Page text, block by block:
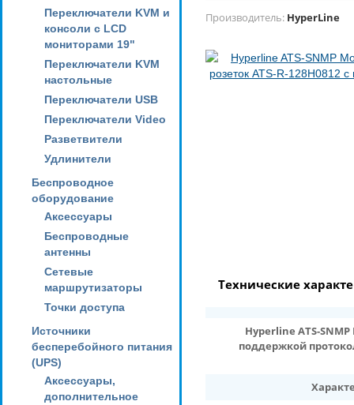
Переключатели KVM и
консоли с LCD
мониторами 19"
Переключатели KVM
настольные
Переключатели USB
Переключатели Video
Разветвители
Удлинители
Беспроводное
оборудование
Аксессуары
Беспроводные
антенны
Сетевые
маршрутизаторы
Точки доступа
Источники
бесперебойного питания
(UPS)
Аксессуары,
дополнительное
Производитель: HyperLine
Технические
Hyperline ATS-
поддержкой